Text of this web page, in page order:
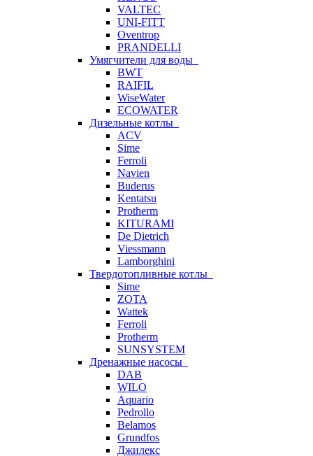
VALTEC
UNI-FITT
Oventrop
PRANDELLI
Умягчители для воды
BWT
RAIFIL
WiseWater
ECOWATER
Дизельные котлы
ACV
Sime
Ferroli
Navien
Buderus
Kentatsu
Protherm
KITURAMI
De Dietrich
Viessmann
Lamborghini
Твердотопливные котлы
Sime
ZOTA
Wattek
Ferroli
Protherm
SUNSYSTEM
Дренажные насосы
DAB
WILO
Aquario
Pedrollo
Belamos
Grundfos
Джилекс